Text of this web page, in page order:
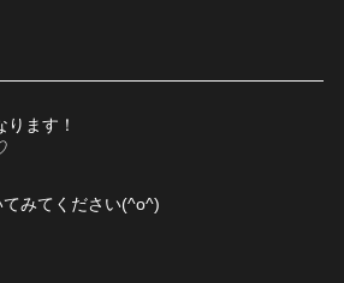
ます！
みてください(^o^)